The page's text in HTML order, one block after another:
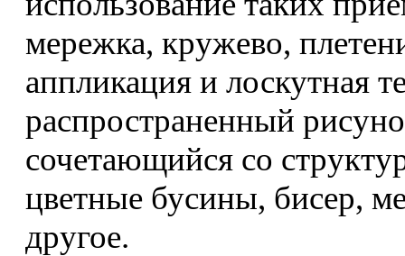
мережка, кружево,
аппликация и лоскутная
распространенный
сочетающийся со
цветные бусины, бисер,
другое.